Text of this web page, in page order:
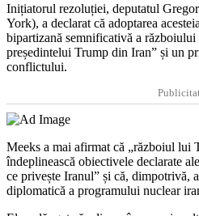
Inițiatorul rezoluției, deputatul
York), a declarat că adoptarea
bipartizană semnificativă a
președintelui Trump din Iran” și un
conflictului.
Meeks a mai afirmat că „războiul lui
îndeplinească obiectivele declarate
ce privește Iranul” și că, dimpotrivă,
diplomatică a programului nuclear